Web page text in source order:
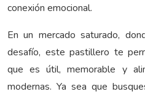
conexión emocional.
En un mercado saturado,
desafío, este pastillero te
que es útil, memorable y
modernas. Ya sea que